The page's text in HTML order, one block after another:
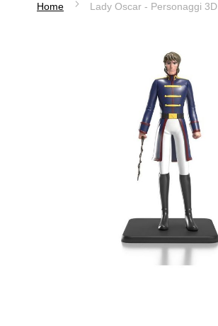
Home Lady Oscar - Personaggi 3D